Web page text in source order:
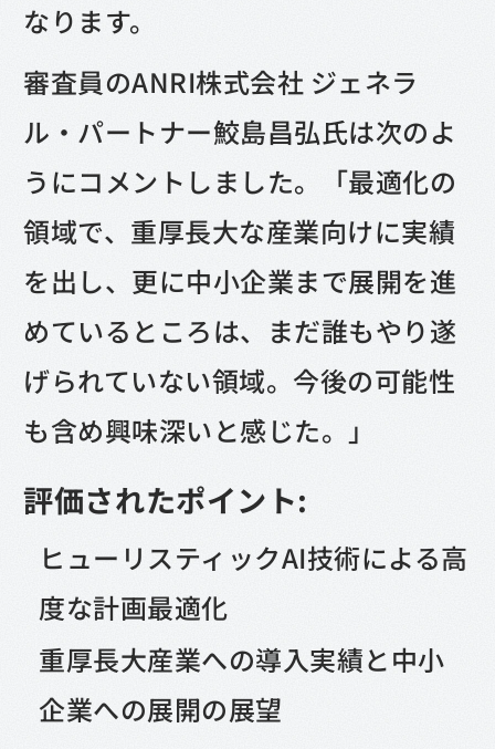
なります。
審査員のANRI株式会社 ジェネラ
ル・パートナー鮫島昌弘氏は次のよ
うにコメントしました。「最適化の
領域で、重厚長大な産業向けに実績
を出し、更に中小企業まで展開を進
めているところは、まだ誰もやり遂
げられていない領域。今後の可能性
も含め興味深いと感じた。」
評価されたポイント:
ヒューリスティックAI技術による高
度な計画最適化
重厚長大産業への導入実績と中小
企業への展開の展望